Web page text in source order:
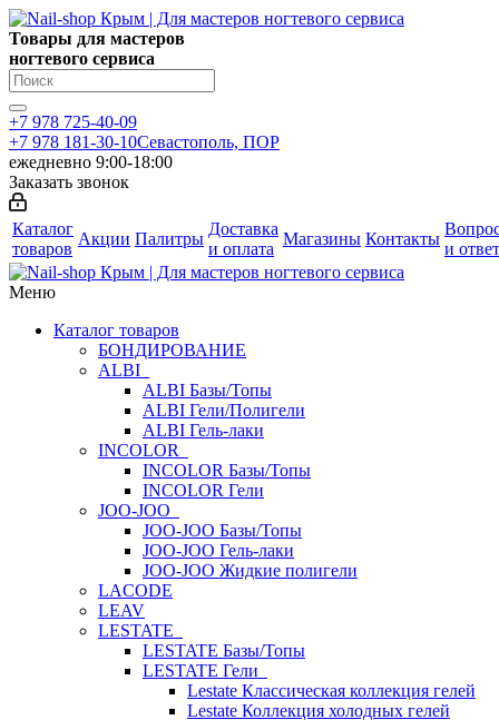
Товары для мастеров
ногтевого сервиса
+7 978 725-40-09
+7 978 181-30-10Севастополь, ПОР
ежедневно 9:00-18:00
Заказать звонок
Каталог
товаров
Акции Палитры
Доставка
и оплата
Магазины Контакты
и
Меню
Каталог товаров
БОНДИРОВАНИЕ
ALBI
ALBI Базы/Топы
ALBI Гели/Полигели
ALBI Гель-лаки
INCOLOR
INCOLOR Базы/Топы
INCOLOR Гели
JOO-JOO
JOO-JOO Базы/Топы
JOO-JOO Гель-лаки
JOO-JOO Жидкие полигели
LACODE
LEAV
LESTATE
LESTATE Базы/Топы
LESTATE Гели
Lestate Классическая коллекция гелей
Lestate Коллекция холодных гелей